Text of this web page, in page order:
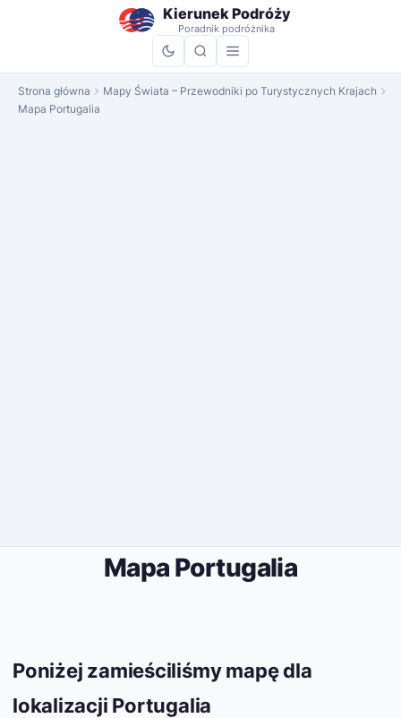
Kierunek Podróży
Poradnik podróżnika
Strona główna
Mapy Świata – Przewodniki po Turystycznych Krajach
Mapa Portugalia
Mapa Portugalia
Poniżej zamieściliśmy mapę dla
lokalizacji Portugalia